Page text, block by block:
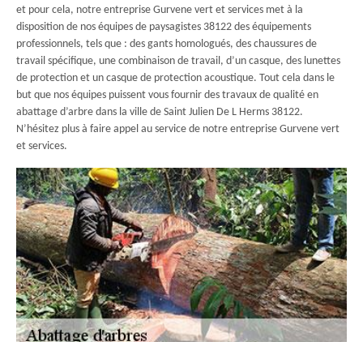
et pour cela, notre entreprise Gurvene vert et services met à la
disposition de nos équipes de paysagistes 38122 des équipements
professionnels, tels que : des gants homologués, des chaussures de
travail spécifique, une combinaison de travail, d’un casque, des lunettes
de protection et un casque de protection acoustique. Tout cela dans le
but que nos équipes puissent vous fournir des travaux de qualité en
abattage d’arbre dans la ville de Saint Julien De L Herms 38122.
N’hésitez plus à faire appel au service de notre entreprise Gurvene vert
et services.